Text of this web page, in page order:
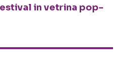
in vetrina pop-